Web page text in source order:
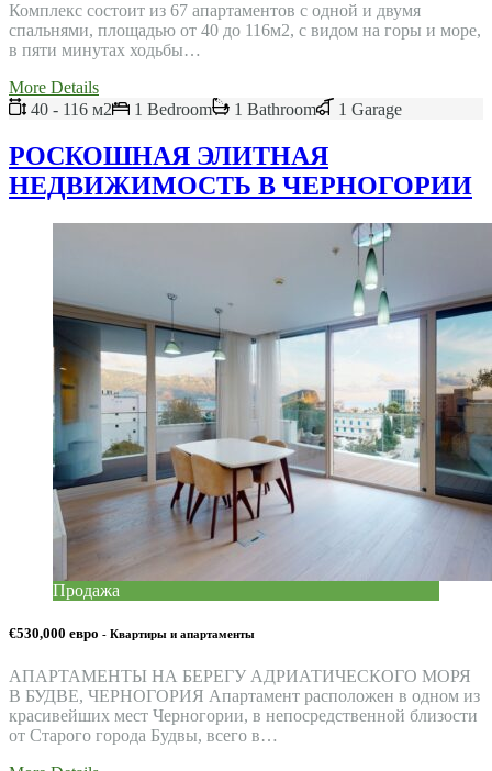
Комплекс состоит из 67 апартаментов с одной и двумя
спальнями, площадью от 40 до 116м2, с видом на горы и море,
в пяти минутах ходьбы…
More Details
40 - 116 м2
1 Bedroom 1 Bathroom 1 Garage
РОСКОШНАЯ ЭЛИТНАЯ
НЕДВИЖИМОСТЬ В ЧЕРНОГОРИИ
Продажа
€530,000 евро - Квартиры и апартаменты
АПАРТАМЕНТЫ НА БЕРЕГУ АДРИАТИЧЕСКОГО МОРЯ
В БУДВЕ, ЧЕРНОГОРИЯ Апартамент расположен в одном из
красивейших мест Черногории, в непосредственной близости
от Старого города Будвы, всего в…